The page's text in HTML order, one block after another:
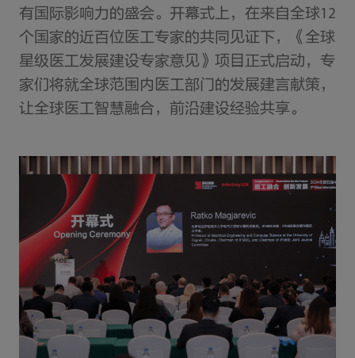
有国际影响力的盛会。开幕式上，在来自全球12
个国家的近百位医工专家的共同见证下，《全球
星级医工发展建设专家意见》项目正式启动，专
家们将就全球范围内医工部门的发展建言献策，
让全球医工智慧融合，前沿建设经验共享。